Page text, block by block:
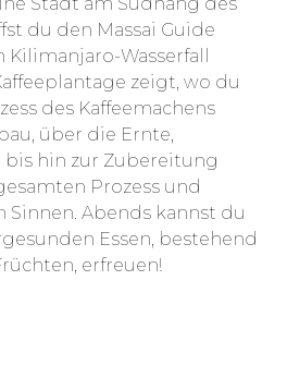
du den Massai Guide
Wasserfall
zeigt, wo du
des Kaffeemachens
über die Ernte,
hin zur Zubereitung
Prozess und
Abends kannst du
Essen, bestehend
erfreuen!